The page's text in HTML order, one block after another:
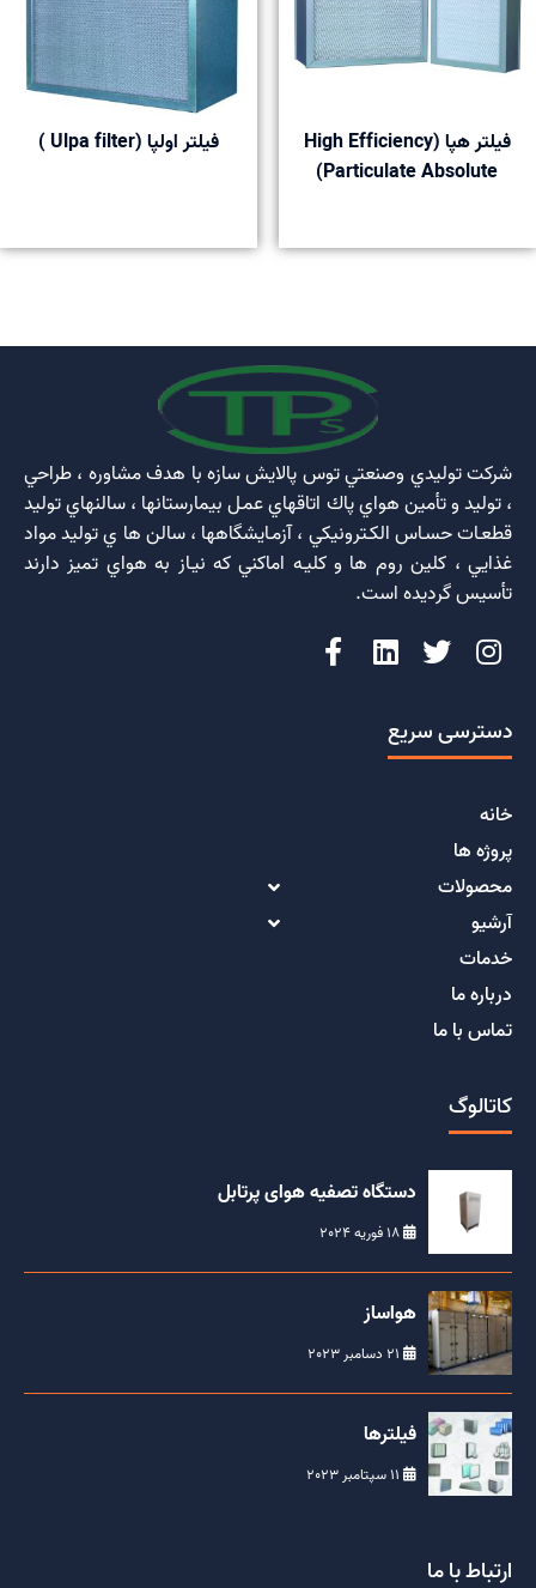
فیلتر هپا (High Efficiency
Particulate Absolute)
فیلتر اولپا (Ulpa filter )
pornotelugu local sex videosphim sex xnxx viet
افلام سكس
نيك مصرياتنيك عميق مع الينا انجل سكس طيز
افلام سكس نيك محارم تحميل فيلم سكس مترجم
شركت توليدي وصنعتي توس پالايش سازه با هدف مشاوره ، طراحي
، توليد و تأمين هواي پاك اتاقهاي عمـل بيمارستانها ، سالنهاي توليد
قطعـات حسـاس الكـترونيكي ، آزمـايشگاهها ، سالن ها ي توليد مواد
غذايي ، كلين روم ها و كليـه اماكني كه نيـاز به هواي تميز دارند
تأسيس گرديده است.
دسترسی سریع
خانه
پروژه ها
محصولات
آرشیو
خدمات
درباره ما
تماس با ما
کاتالوگ
دستگاه تصفیه هوای پرتابل
هواساز
فیلترها
ارتباط با ما